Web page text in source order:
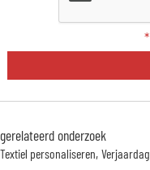
*
gerelateerd onderzoek
Textiel personaliseren Verjaardag